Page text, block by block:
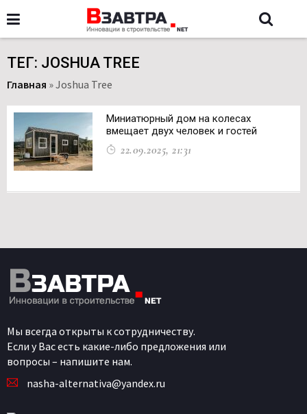
ТЕГ: JOSHUA TREE
Главная »Joshua Tree
Миниатюрный дом на колесах
вмещает двух человек и гостей
22.09.2025, 21:31
Мы всегда открыты к сотрудничеству.
Если у Вас есть какие-либо предложения или
вопросы – напишите нам.
nasha-alternativa@yandex.ru